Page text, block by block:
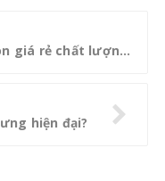
Địa điểm mua bàn ăn tròn giá rẻ chất lượng nhất hiện nay
hiện đại?